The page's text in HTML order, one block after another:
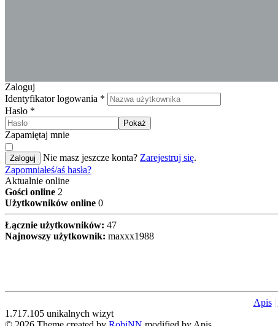
Zaloguj
Identyfikator logowania *
Hasło *
Pokaż
Zapamiętaj mnie
Zaloguj Nie masz jeszcze konta? Zarejestruj się.
Zapomniałeś/aś hasła?
Aktualnie online
Gości online 2
Użytkowników online 0
Łącznie użytkowników: 47
Najnowszy użytkownik: maxxx1988
Apis|
1.717.105 unikalnych wizyt